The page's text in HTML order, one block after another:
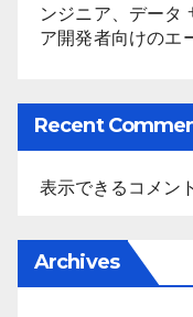
ンジニア、データ
ア開発者向けのエ
Recent
表示できるコメン
Archives